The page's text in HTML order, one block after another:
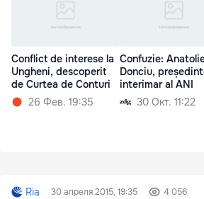
Conflict de interese la
Ungheni, descoperit
de Curtea de Conturi
26 Фев. 19:35
Confuzie:
Donciu,
interimar al ANI
30 Окт. 11:22
Ria 30 апреля 2015, 19:35 4 056